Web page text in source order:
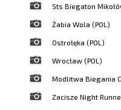
Sts Biegaton
Żabia Wola (POL)
Ostrołęka (POL)
Wrocław (POL)
Modlitwa Biegania
Zacisze Night